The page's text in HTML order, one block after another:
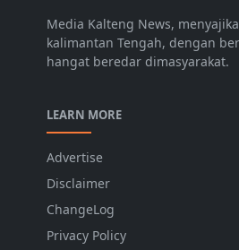
Media Kalteng News,
kalimantan Tengah, dengan
hangat beredar dimasyarakat.
LEARN MORE
Advertise
Disclaimer
ChangeLog
Privacy Policy